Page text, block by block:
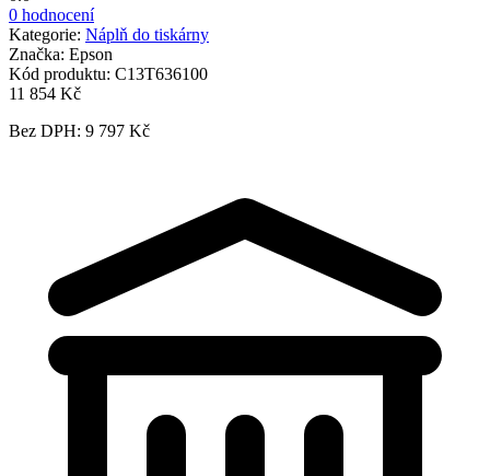
0 hodnocení
Kategorie: Náplň do tiskárny
Značka: Epson
Kód produktu: C13T636100
11 854 Kč
Bez DPH: 9 797 Kč